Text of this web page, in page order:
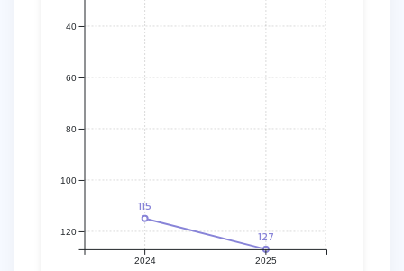
115
127
2024 2025
120
100
80
60
40